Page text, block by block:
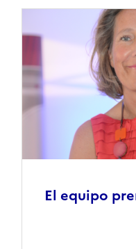
El equipo